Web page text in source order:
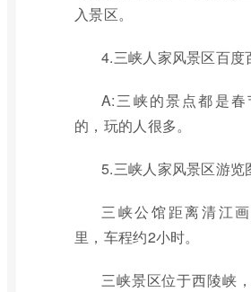
入景区。
4.三峡人家风景区百度
A:三峡的景点都是
的，玩的人很多。
5.三峡人家风景区游览
三峡公馆距离清江
里，车程约2小时。
三峡景区位于西陵峡